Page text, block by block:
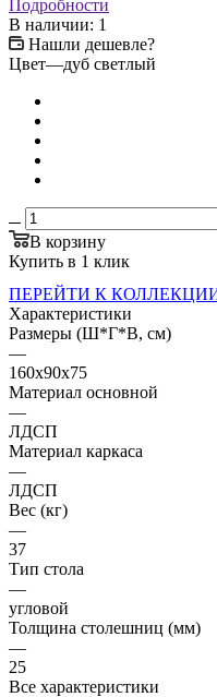
Подробности
В наличии: 1
Нашли дешевле?
Цвет—дуб светлый
В корзину
Купить в 1 клик
ПЕРЕЙТИ К
Характеристики
Размеры (Ш*Г*В, см)
—
160x90x75
Материал основной
—
ЛДСП
Материал каркаса
—
ЛДСП
Вес (кг)
—
37
Тип стола
—
угловой
Толщина столешниц (мм)
—
25
Все характеристики